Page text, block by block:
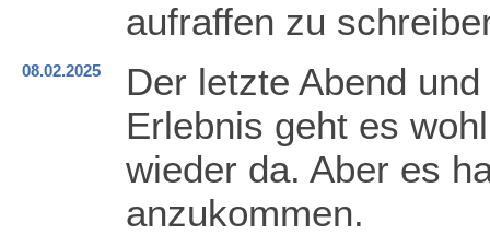
aufraffen zu
08.02.2025
Der letzte Abend
Erlebnis geht es
wieder da. Aber es
anzukommen.